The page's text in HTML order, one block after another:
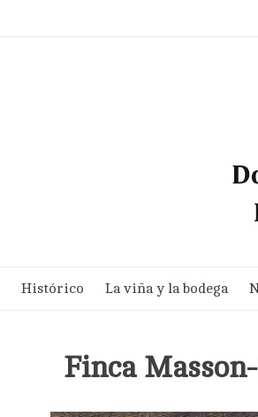
Histórico La viña y la bodega
Finca